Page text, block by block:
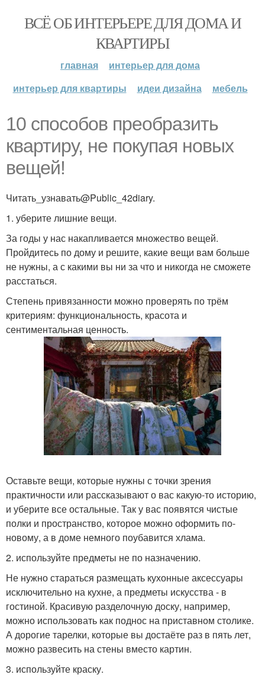
ВСЁ ОБ ИНТЕРЬЕРЕ ДЛЯ ДОМА И
КВАРТИРЫ
главная
интерьер для дома
интерьер для квартиры
идеи дизайна мебель
10 способов преобразить
квартиру, не покупая новых
вещей!
Читать_узнавать@Public_42diary.
1. уберите лишние вещи.
За годы у нас накапливается множество вещей.
Пройдитесь по дому и решите, какие вещи вам больше
не нужны, а с какими вы ни за что и никогда не сможете
расстаться.
Степень привязанности можно проверять по трём
критериям: функциональность, красота и
сентиментальная ценность.
Оставьте вещи, которые нужны с точки зрения
практичности или рассказывают о вас какую-то историю,
и уберите все остальные. Так у вас появятся чистые
полки и пространство, которое можно оформить по-
новому, а в доме немного поубавится хлама.
2. используйте предметы не по назначению.
Не нужно стараться размещать кухонные аксессуары
исключительно на кухне, а предметы искусства - в
гостиной. Красивую разделочную доску, например,
можно использовать как поднос на приставном столике.
А дорогие тарелки, которые вы достаёте раз в пять лет,
можно развесить на стены вместо картин.
3. используйте краску.